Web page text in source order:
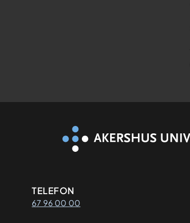
Kontaktinformasjon
TELEFON
67 96 00 00